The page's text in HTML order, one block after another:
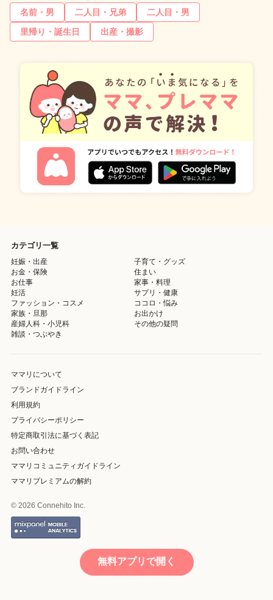
名前・男 二人目・兄弟
二人目・男
里帰り・誕生日
出産・撮影
カテゴリ一覧
妊娠・出産
子育て・グッズ
お金・保険
住まい
お仕事
家事・料理
妊活
サプリ・健康
ファッション・コスメ
ココロ・悩み
家族・旦那
お出かけ
産婦人科・小児科
その他の疑問
雑談・つぶやき
ママリについて
ブランドガイドライン
利用規約
プライバシーポリシー
特定商取引法に基づく表記
お問い合わせ
ママリコミュニティガイドライン
ママリプレミアムの解約
© 2026 Connehito Inc.
無料アプリで開く